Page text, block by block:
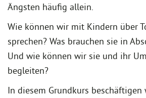
Ängsten häufig allein.
Wie können wir mit Kindern über
sprechen? Was brauchen sie in
Und wie können wir sie und ihr
begleiten?
In diesem Grundkurs